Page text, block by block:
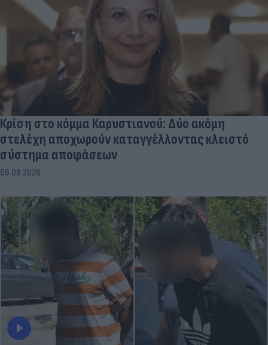
Κρίση στο κόμμα Καρυστιανού: Δύο ακόμη
στελέχη αποχωρούν καταγγέλλοντας κλειστό
σύστημα αποφάσεων
06.08.2026